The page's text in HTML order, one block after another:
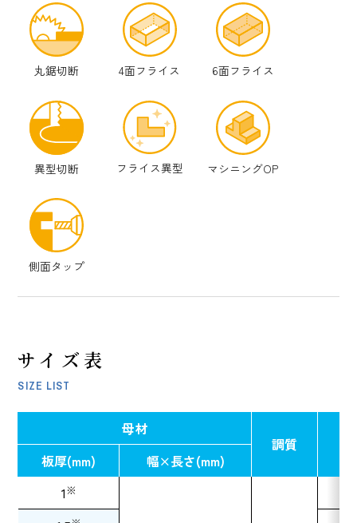
丸鋸切断 4面フライス 6面フライス
異型切断 フライス異型 マシニングOP
側面タップ
サイズ表
SIZE LIST
母材
調質
板厚(mm)
幅×長さ(mm)
1※